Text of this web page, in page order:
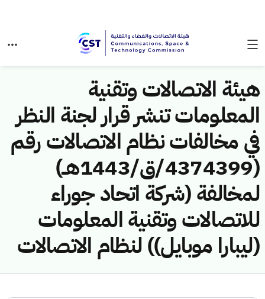
هيئة الاتصالات وتقنية
المعلومات تنشر قرار لجنة النظر
في مخالفات نظام الاتصالات رقم
(4374399/ق/1443هــ)
لمخالفة (شركة اتحاد جوراء
للاتصالات وتقنية المعلومات
(ليبارا موبايل)) لنظام الاتصالات